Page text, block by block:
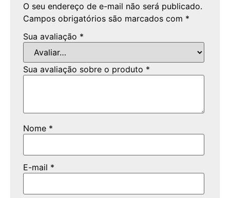
O seu endereço de e-mail não será publicado.
Campos obrigatórios são marcados com *
Sua avaliação *
Sua avaliação sobre o produto *
Nome *
E-mail *